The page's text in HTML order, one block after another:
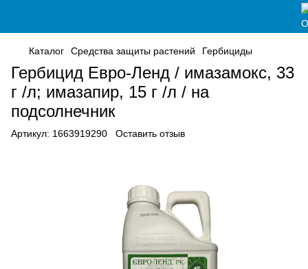
Каталог Средства защиты растений Гербициды
Гербицид Евро-Ленд / имазамокс, 33
г /л; имазапир, 15 г /л / на
подсолнечник
Артикул: 1663919290 Оставить отзыв